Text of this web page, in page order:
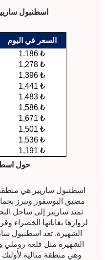
اسطنبول
السعر في اليوم
1.186 ₺
1,278 ₺
1,396 ₺
1,441 ₺
1,483 ₺
1,586 ₺
1,671 ₺
1,501 ₺
1,536 ₺
1,191 ₺
حول
اسطنبول ساريير هي
مضيق البوسفور وتبرز
تمتد ساريير إلى ساحل
لزوارها بغاباتها الخضراء
الشهيرة. تعد اسطنبول
الشهيرة مثل قلعة روملي
وهي منطقة مثالية